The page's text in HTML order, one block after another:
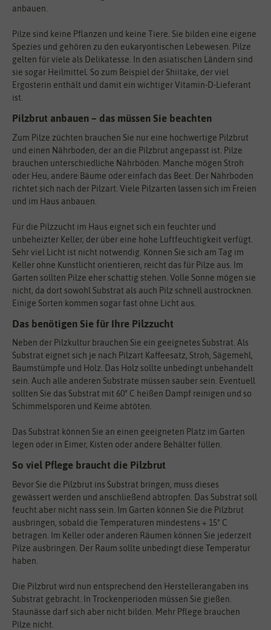
anbauen.
Pilze sind keine Pflanzen und keine Tiere. Sie bilden eine eigene
Spezies und gehören zu den eukaryontischen Lebewesen. Pilze
gelten für viele als Delikatesse. In den asiatischen Ländern sind
sie sogar Heilmittel. So zum Beispiel der Shiitake, der viel
Ergosterin enthält und damit ein wichtiger Vitamin-D-Lieferant
ist.
Pilzbrut anbauen – das müssen Sie beachten
Zum Pilze züchten brauchen Sie nur eine hochwertige Pilzbrut
und einen Nährboden, der an die Pilzbrut angepasst ist. Pilze
brauchen unterschiedliche Nährböden. Manche mögen Stroh
oder Heu, andere Bäume oder einfach das Beet. Der Nährboden
richtet sich nach der Pilzart. Viele Pilzarten lassen sich im Freien
und im Haus anbauen.
Für die Pilzzucht im Haus eignet sich ein feuchter und
unbeheizter Keller, der über eine hohe Luftfeuchtigkeit verfügt.
Sehr viel Licht ist nicht notwendig. Können Sie sich am Tag im
Keller ohne Kunstlicht orientieren, reicht das für Pilze aus. Im
Garten sollten Pilze eher schattig stehen. Volle Sonne mögen sie
nicht, da dort sowohl Substrat als auch Pilz schnell austrocknen.
Einige Sorten kommen sogar fast ohne Licht aus.
Das benötigen Sie für Ihre Pilzzucht
Neben der Pilzkultur brauchen Sie ein geeignetes Substrat. Als
Substrat eignet sich je nach Pilzart Kaffeesatz, Stroh, Sägemehl,
Baumstümpfe und Holz. Das Holz sollte unbedingt unbehandelt
sein. Auch alle anderen Substrate müssen sauber sein. Eventuell
sollten Sie das Substrat mit 60° C heißen Dampf reinigen und so
Schimmelsporen und Keime abtöten.
Das Substrat können Sie an einen geeigneten Platz im Garten
legen oder in Eimer, Kisten oder andere Behälter füllen.
So viel Pflege braucht die Pilzbrut
Bevor Sie die Pilzbrut ins Substrat bringen, muss dieses
gewässert werden und anschließend abtropfen. Das Substrat soll
feucht aber nicht nass sein. Im Garten können Sie die Pilzbrut
ausbringen, sobald die Temperaturen mindestens + 15° C
betragen. Im Keller oder anderen Räumen können Sie jederzeit
Pilze ausbringen. Der Raum sollte unbedingt diese Temperatur
haben.
Die Pilzbrut wird nun entsprechend den Herstellerangaben ins
Substrat gebracht. In Trockenperioden müssen Sie gießen.
Staunässe darf sich aber nicht bilden. Mehr Pflege brauchen
Pilze nicht.